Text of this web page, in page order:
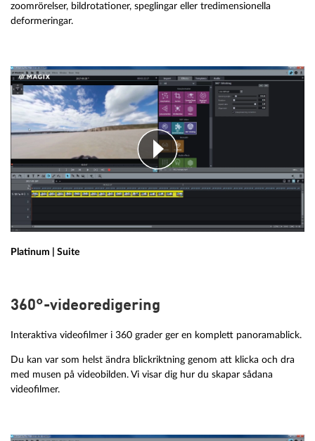
zoomrörelser, bildrotationer, speglingar eller tredimensionella
deformeringar.
Platinum | Suite
360°-videoredigering
Interaktiva videofilmer i 360 grader ger en komplett panoramablick.
Du kan var som helst ändra blickriktning genom att klicka och dra
med musen på videobilden. Vi visar dig hur du skapar sådana
videofilmer.